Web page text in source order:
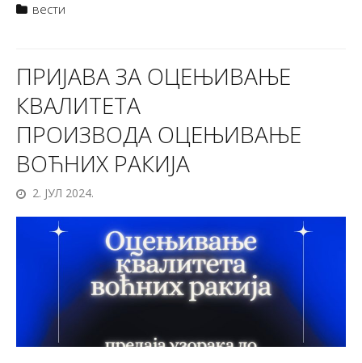
вести
ПРИЈАВА ЗА ОЦЕЊИВАЊЕ
КВАЛИТЕТА
ПРОИЗВОДА ОЦЕЊИВАЊЕ
ВОЋНИХ РАКИЈА
2. ЈУЛ 2024.